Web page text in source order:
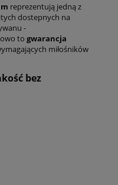
reprezentują jedną z
dostepnych na
-
to gwarancja
miłośników
bez